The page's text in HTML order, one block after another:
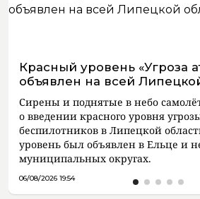
Красный уровень «Угроза
объявлен на всей
Сирены и поднятые в небо
о введении красного уровня
беспилотников в Липецкой
уровень был объявлен в Ельце и
муниципальных округах.
06/08/2026 19:54